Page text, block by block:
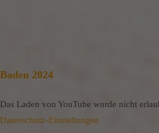
Baden 2024
Das Laden von YouTube wurde nicht
Datenschutz-Einstellungen